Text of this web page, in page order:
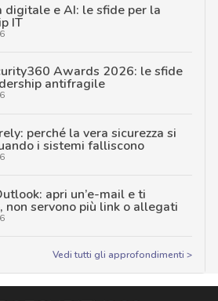
digitale e AI: le sfide per la
IT
Awards 2026: le sfide
antifragile
perché la vera sicurezza si
i sistemi falliscono
apri un’e-mail e ti
non servono più link o allegati
Vedi tutti gli approfondimenti >